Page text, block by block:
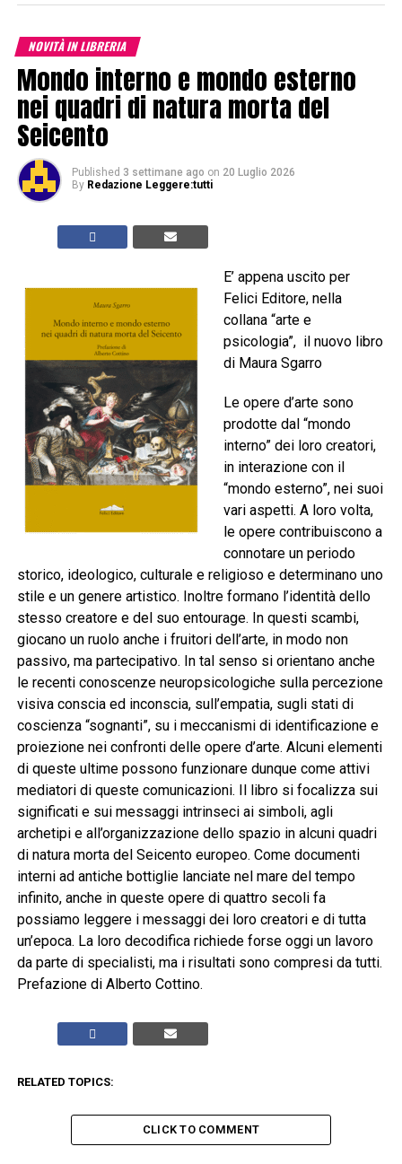
NOVITÀ IN LIBRERIA
Mondo interno e mondo esterno
nei quadri di natura morta del
Seicento
Published 3 settimane ago on 20 Luglio 2026
By Redazione Leggere:tutti
E’ appena uscito per
Felici Editore, nella
collana “arte e
psicologia”, il nuovo libro
di Maura Sgarro
Le opere d’arte sono
prodotte dal “mondo
interno” dei loro creatori,
in interazione con il
“mondo esterno”, nei suoi
vari aspetti. A loro volta,
le opere contribuiscono a
connotare un periodo
storico, ideologico, culturale e religioso e determinano uno
stile e un genere artistico. Inoltre formano l’identità dello
stesso creatore e del suo entourage. In questi scambi,
giocano un ruolo anche i fruitori dell’arte, in modo non
passivo, ma partecipativo. In tal senso si orientano anche
le recenti conoscenze neuropsicologiche sulla percezione
visiva conscia ed inconscia, sull’empatia, sugli stati di
coscienza “sognanti”, su i meccanismi di identificazione e
proiezione nei confronti delle opere d’arte. Alcuni elementi
di queste ultime possono funzionare dunque come attivi
mediatori di queste comunicazioni. Il libro si focalizza sui
significati e sui messaggi intrinseci ai simboli, agli
archetipi e all’organizzazione dello spazio in alcuni quadri
di natura morta del Seicento europeo. Come documenti
interni ad antiche bottiglie lanciate nel mare del tempo
infinito, anche in queste opere di quattro secoli fa
possiamo leggere i messaggi dei loro creatori e di tutta
un’epoca. La loro decodifica richiede forse oggi un lavoro
da parte di specialisti, ma i risultati sono compresi da tutti.
Prefazione di Alberto Cottino.
RELATED TOPICS:
CLICK TO COMMENT